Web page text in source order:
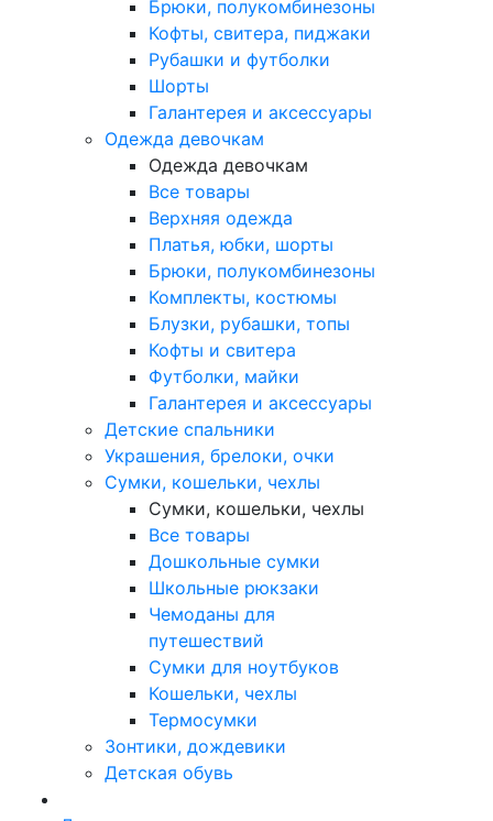
Брюки, полукомбинезоны
Кофты, свитера, пиджаки
Рубашки и футболки
Шорты
Галантерея и аксессуары
Одежда девочкам
Одежда девочкам
Все товары
Верхняя одежда
Платья, юбки, шорты
Брюки, полукомбинезоны
Комплекты, костюмы
Блузки, рубашки, топы
Кофты и свитера
Футболки, майки
Галантерея и аксессуары
Детские спальники
Украшения, брелоки, очки
Сумки, кошельки, чехлы
Сумки, кошельки, чехлы
Все товары
Дошкольные сумки
Школьные рюкзаки
Чемоданы для
путешествий
Сумки для ноутбуков
Кошельки, чехлы
Термосумки
Зонтики, дождевики
Детская обувь